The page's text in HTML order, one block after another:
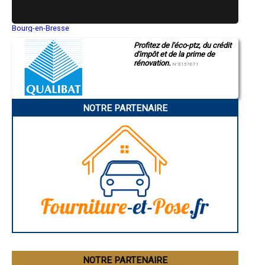
- Entreprise de rénovation immobilière à Gardères
- Entreprise de rénovation immobilière à Ordizan
- Entreprise de rénovation immobilière à Cantaous
- Entreprise de rénovation immobilière à Tostat
- Entreprise de rénovation immobilière à Beaucens
- Entreprise de rénovation immobilière à Ayzac-Ost
- Entreprise de rénovation immobilière à Mascaras
- Entreprise de rénovation immobilière à Monléon-Magnoac
- Entreprise de rénovation immobilière à Lézignan
- Entreprise de rénovation immobilière à Montastruc
- Entreprise de rénovation immobilière à Sarniguet
- Entreprise de rénovation immobilière à Auriébat
- Entreprise de rénovation immobilière à Vidouze
- Entreprise de rénovation immobilière à Arcizac-ez-Angles
- Entreprise de rénovation immobilière à Bazillac
- Entreprise de rénovation immobilière à Uglas
- Entreprise de rénovation immobilière à Souyeaux
- Entreprise de rénovation immobilière à Gez
- Entreprise de rénovation immobilière à Campistrous
- Entreprise de rénovation immobilière à Adast
Bourg-en-Bresse
Montluçon
Manosque
Gap
Charleville-Mézières
Pamiers
Narbonne
Saint-Brieuc
Besançon
Évreux
Profitez de l'éco-ptz, du crédit
d'impôt et de la prime de
rénovation. N°E157671
NOTRE PARTENAIRE
NOTRE PARTENAIRE